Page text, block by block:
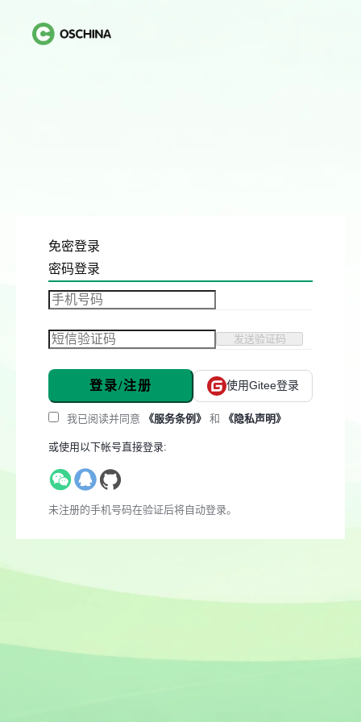
免密登录
密码登录
发送验证码
登录/注册 使用Gitee登录
我已阅读并同意 《服务条例》 和 《隐私声明》
或使用以下帐号直接登录:
未注册的手机号码在验证后将自动登录。